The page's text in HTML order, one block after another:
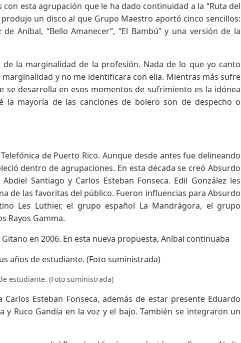
esta agrupación que le ha dado continuidad a la “Ruta del
un disco al que Grupo Maestro aportó cinco sencillos:
Aníbal, “Bello Amanecer”, “El Bambú” y una versión de la
la marginalidad de la profesión. Nada de lo que yo canto
y no me identificara con ella. Mientras más sufre
se desarrolla en esos momentos de sufrimiento es la idónea
la mayoría de las canciones de bolero son de despecho o
de Puerto Rico. Aunque desde antes fue delineando
dentro de agrupaciones. En esta década se creó Absurdo
Santiago y Carlos Esteban Fonseca. Edil González les
de las favoritas del público. Fueron influencias para Absurdo
Les Luthier, el grupo español La Mandrágora, el grupo
Rayos Gamma.
en 2006. En esta nueva propuesta, Aníbal continuaba
estudiante. (Foto suministrada)
Esteban Fonseca, además de estar presente Eduardo
y Ruco Gandía en la voz y el bajo. También se integraron un